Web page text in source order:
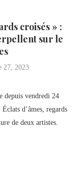
croisés » :
sur le
27, 2023
depuis vendredi 24
d’âmes, regards
de deux artistes.